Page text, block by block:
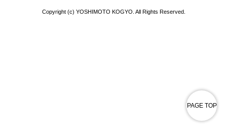
Copyright (c) YOSHIMOTO KOGYO. All Rights Reserved.
PAGE TOP